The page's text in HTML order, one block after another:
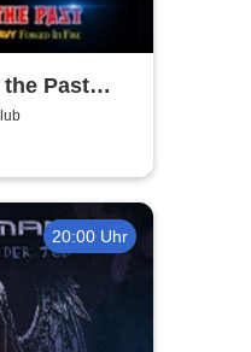
Past
20:00 Uhr